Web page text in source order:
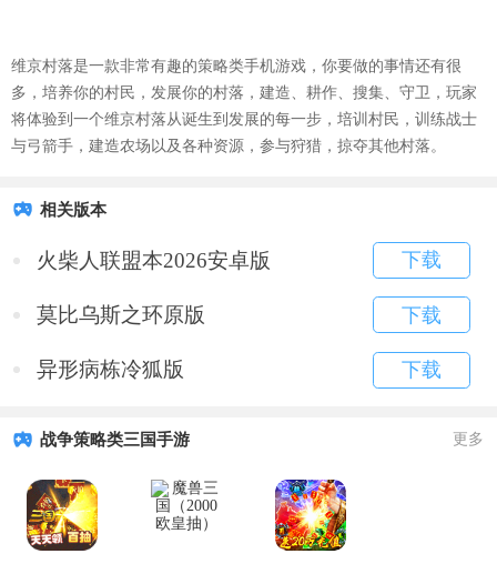
维京村落是一款非常有趣的策略类手机游戏，你要做的事情还有很
多，培养你的村民，发展你的村落，建造、耕作、搜集、守卫，玩家
将体验到一个维京村落从诞生到发展的每一步，培训村民，训练战士
与弓箭手，建造农场以及各种资源，参与狩猎，掠夺其他村落。
相关版本
火柴人联盟本2026安卓版 下载
莫比乌斯之环原版 下载
异形病栋冷狐版 下载
战争策略类三国手游 更多